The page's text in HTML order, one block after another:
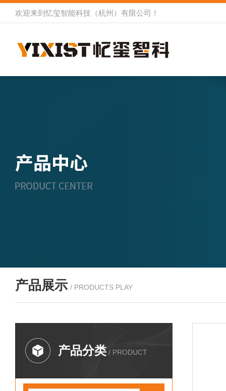
欢迎来到 忆玺智能科技（杭州）有限公司 ！
产品展示 / PRODUCTS PLAY
产品分类 / PRODUCT